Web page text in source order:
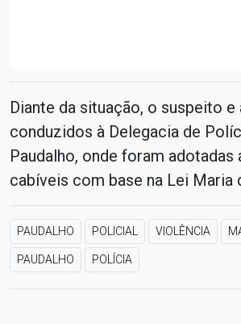
Diante da situação, o suspeito
conduzidos à Delegacia de
Paudalho, onde foram adotadas
cabíveis com base na Lei Maria
PAUDALHO POLICIAL VIOLÊNCIA
PAUDALHO POLÍCIA